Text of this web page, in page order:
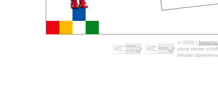
© 2026 |
ohne meine
Inhalte